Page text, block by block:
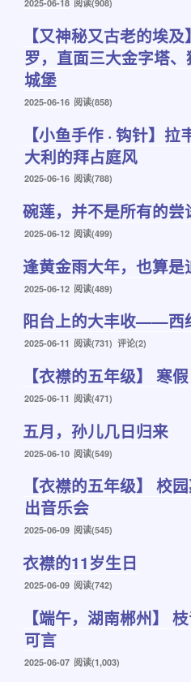
发
2025-06-18 阅读(908)
【又神秘又古老的埃
罗，直面三大金字塔
城堡
发
2025-06-16 阅读(858)
【小鱼手作 · 钩针】
大利的拜占庭风
发
于
2025-06-16 阅读(788)
碗莲，并不是所有的尝
发
于
2025-06-12 阅读(499)
逢黄金雨大年，也算是
发
于
2025-06-12 阅读(489)
阳台上的大丰收——西
发
2025-06-11 阅读(731) 评论(2)
【衣襟的五年级】 寒假
发
于
2025-06-11 阅读(471)
五月，孙儿几日归来
发
2025-06-10 阅读(549)
【衣襟的五年级】 校
出音乐会
发
于
2025-06-09 阅读(545)
衣襟的11岁生日
发
2025-06-09 阅读(742)
【端午，湖南郴州】
可言
发
2025-06-07 阅读(1,003)